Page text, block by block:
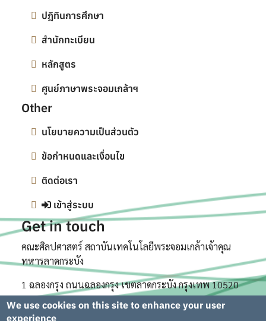
ปฎิทินการศึกษา
สำนักทะเบียน
หลักสูตร
ศูนย์ภาษาพระจอมเกล้าฯ
Other
นโยบายความเป็นส่วนตัว
ข้อกำหนดและเงื่อนไข
ติดต่อเรา
เข้าสู่ระบบ
Get in touch
คณะศิลปศาสตร์ สถาบันเทคโนโลยีพระจอมเกล้าเจ้าคุณ
ทหารลาดกระบัง
1 ฉลองกรุง ถนนฉลองกรุง เขตลาดกระบัง กรุงเทพ 10520
We use cookies on this site to enhance your user
experience